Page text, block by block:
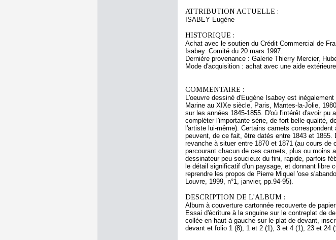
ATTRIBUTION ACTUELLE :
ISABEY Eugène
HISTORIQUE :
Achat avec le soutien du Crédit Commercial de
Isabey. Comité du 20 mars 1997.
Dernière provenance : Galerie Thierry Mercier,
Mode d'acquisition : achat avec une aide extérieure
COMMENTAIRE :
L'oeuvre dessiné d'Eugène Isabey est
Marine au XIXe siècle, Paris, Mantes-la-Jolie,
sur les années 1845-1855. D'où l'intérêt d'avoir
compléter l'importante série, de fort belle qualité,
l'artiste lui-même). Certains carnets
peuvent, de ce fait, être datés entre 1843 et
revanche à situer entre 1870 et 1871 (au cours
parcourant chacun de ces carnets, plus ou moins
dessinateur peu soucieux du fini, rapide, parfois
le détail significatif d'un paysage, et donnant
reprendre les propos de Pierre Miquel 'ose
Louvre, 1999, n°1, janvier, pp.94-95).
DESCRIPTION DE L'ALBUM :
Album à couverture cartonnée recouverte de
Essai d'écriture à la snguine sur le contreplat de
collée en haut à gauche sur le plat de devant,
devant et folio 1 (8), 1 et 2 (1), 3 et 4 (1), 23 et 24